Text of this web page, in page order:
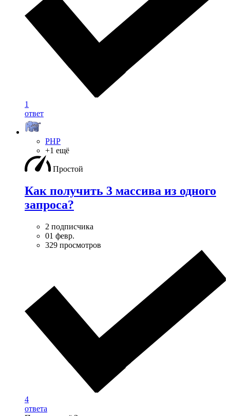
1
ответ
PHP
+1 ещё
Простой
Как получить 3 массива из одного
запроса?
2 подписчика
01 февр.
329 просмотров
4
ответа